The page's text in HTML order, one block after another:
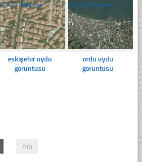
☐427 Tıklanma
eskişehir uydu
görüntüsü
☐ 433 Tıklanma
ordu uydu
görüntüsü